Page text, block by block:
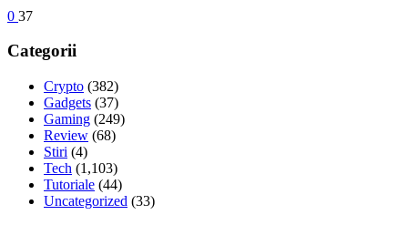
0 37
Categorii
Crypto (382)
Gadgets (37)
Gaming (249)
Review (68)
Stiri (4)
Tech (1,103)
Tutoriale (44)
Uncategorized (33)